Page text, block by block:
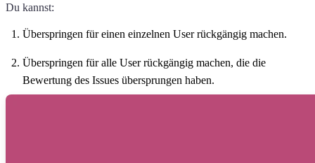
Du kannst:
Überspringen für einen einzelnen User rückgängig machen.
Überspringen für alle User rückgängig machen, die die
Bewertung des Issues übersprungen haben.